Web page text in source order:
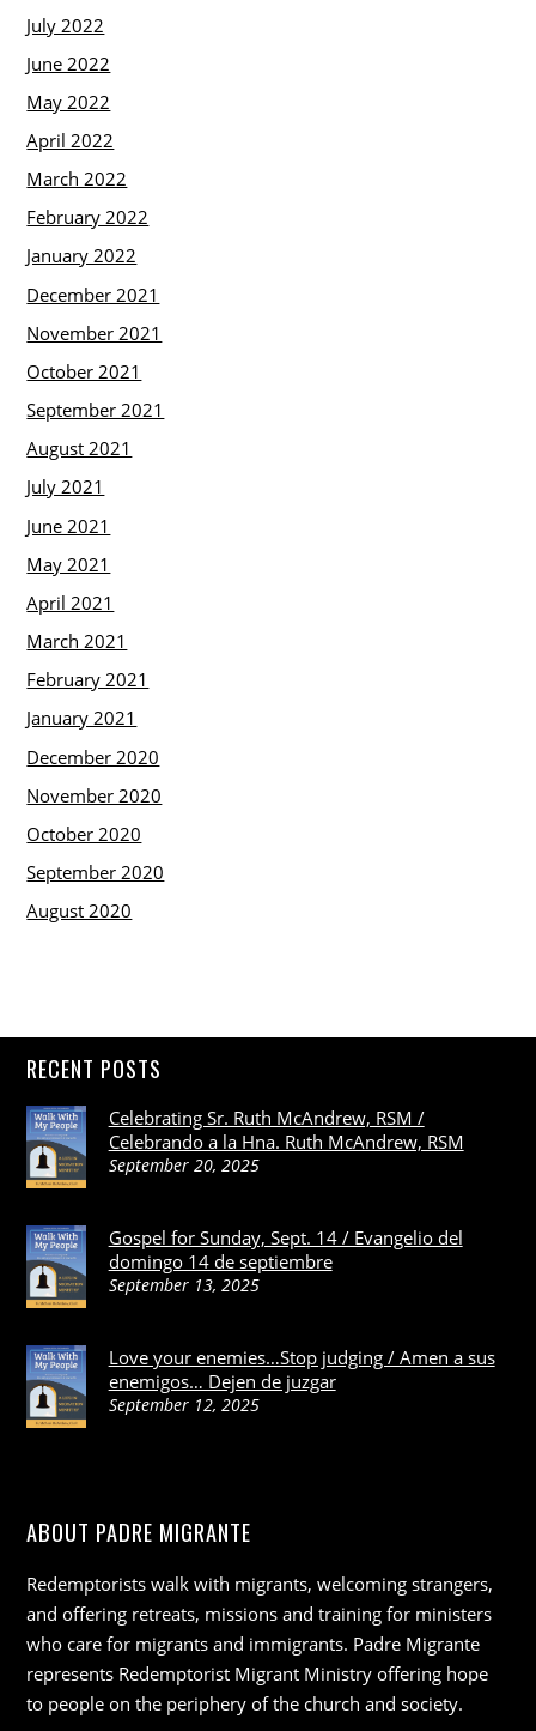
July 2022
June 2022
May 2022
April 2022
March 2022
February 2022
January 2022
December 2021
November 2021
October 2021
September 2021
August 2021
July 2021
June 2021
May 2021
April 2021
March 2021
February 2021
January 2021
December 2020
November 2020
October 2020
September 2020
August 2020
RECENT POSTS
Celebrating Sr. Ruth McAndrew, RSM /
Celebrando a la Hna. Ruth McAndrew, RSM
September 20, 2025
Gospel for Sunday, Sept. 14 / Evangelio del
domingo 14 de septiembre
September 13, 2025
Love your enemies…Stop judging / Amen a sus
enemigos… Dejen de juzgar
September 12, 2025
ABOUT PADRE MIGRANTE
Redemptorists walk with migrants, welcoming strangers,
and offering retreats, missions and training for ministers
who care for migrants and immigrants. Padre Migrante
represents Redemptorist Migrant Ministry offering hope
to people on the periphery of the church and society.